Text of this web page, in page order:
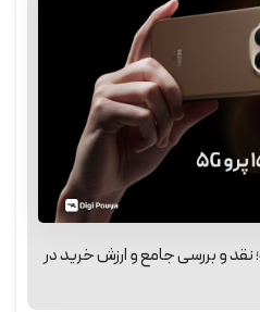
شیائومی ردمی نوت 15 پرو 5G؛ نقد و بررسی جامع و ارزش خرید در